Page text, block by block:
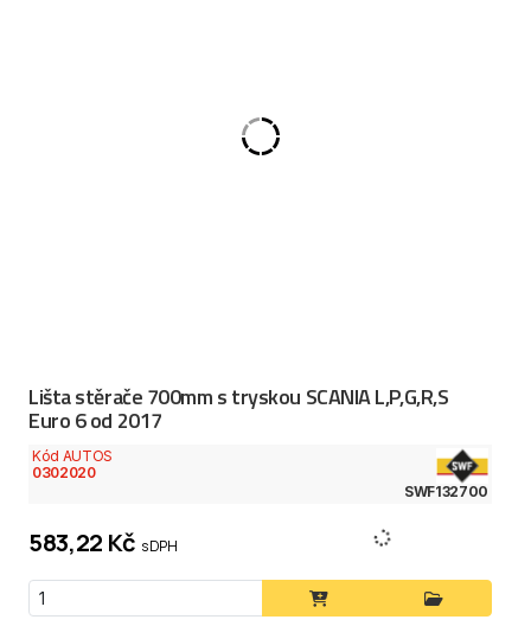
Lišta stěrače 700mm s tryskou SCANIA L,P,G,R,S
Euro 6 od 2017
Kód AUTOS
0302020
SWF132700
583,22 Kč s DPH